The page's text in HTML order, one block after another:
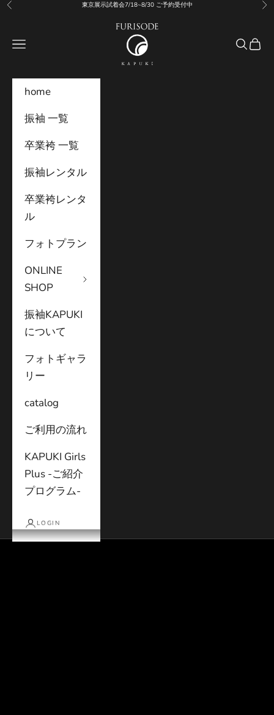
Skip to content
Previous 東京展示試着会7/18~8/30 ご予約受付中
振袖KAPUKI
Navigation menu Search
Cart
home
振袖 一覧
卒業袴 一覧
振袖レンタル
卒業袴レンタ
ル
フォトプラン
ONLINE
SHOP
振袖KAPUKI
について
フォトギャラ
リー
catalog
ご利用の流れ
KAPUKI Girls
Plus -ご紹介
プログラム-
LOGIN
記事を読む